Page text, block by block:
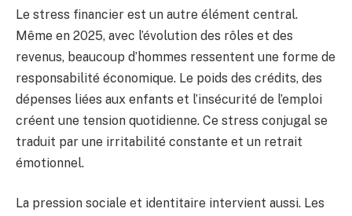
Le stress financier est un autre élément central.
Même en 2025, avec l’évolution des rôles et des
revenus, beaucoup d’hommes ressentent une forme de
responsabilité économique. Le poids des crédits, des
dépenses liées aux enfants et l’insécurité de l’emploi
créent une tension quotidienne. Ce stress conjugal se
traduit par une irritabilité constante et un retrait
émotionnel.
La pression sociale et identitaire intervient aussi. Les